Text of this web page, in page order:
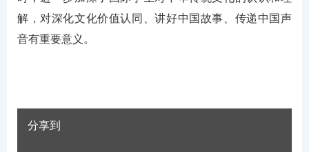
解，对深化文化价值认同、讲好中国故事、传递中国声
音有重要意义。
分享到